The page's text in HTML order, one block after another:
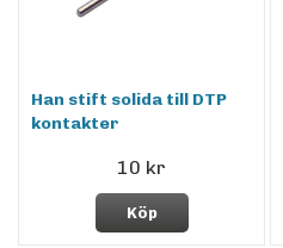
Han stift solida till DTP
kontakter
10 kr
Köp